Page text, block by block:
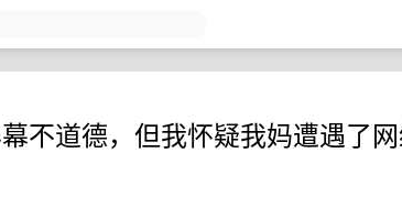
不道德，但我怀疑我妈遭遇了